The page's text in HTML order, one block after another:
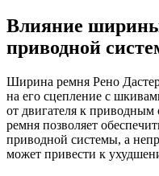
Влияние
приводной
Ширина ремня Рено
на его сцепление с
от двигателя к
ремня позволяет
приводной системы, а
может привести к